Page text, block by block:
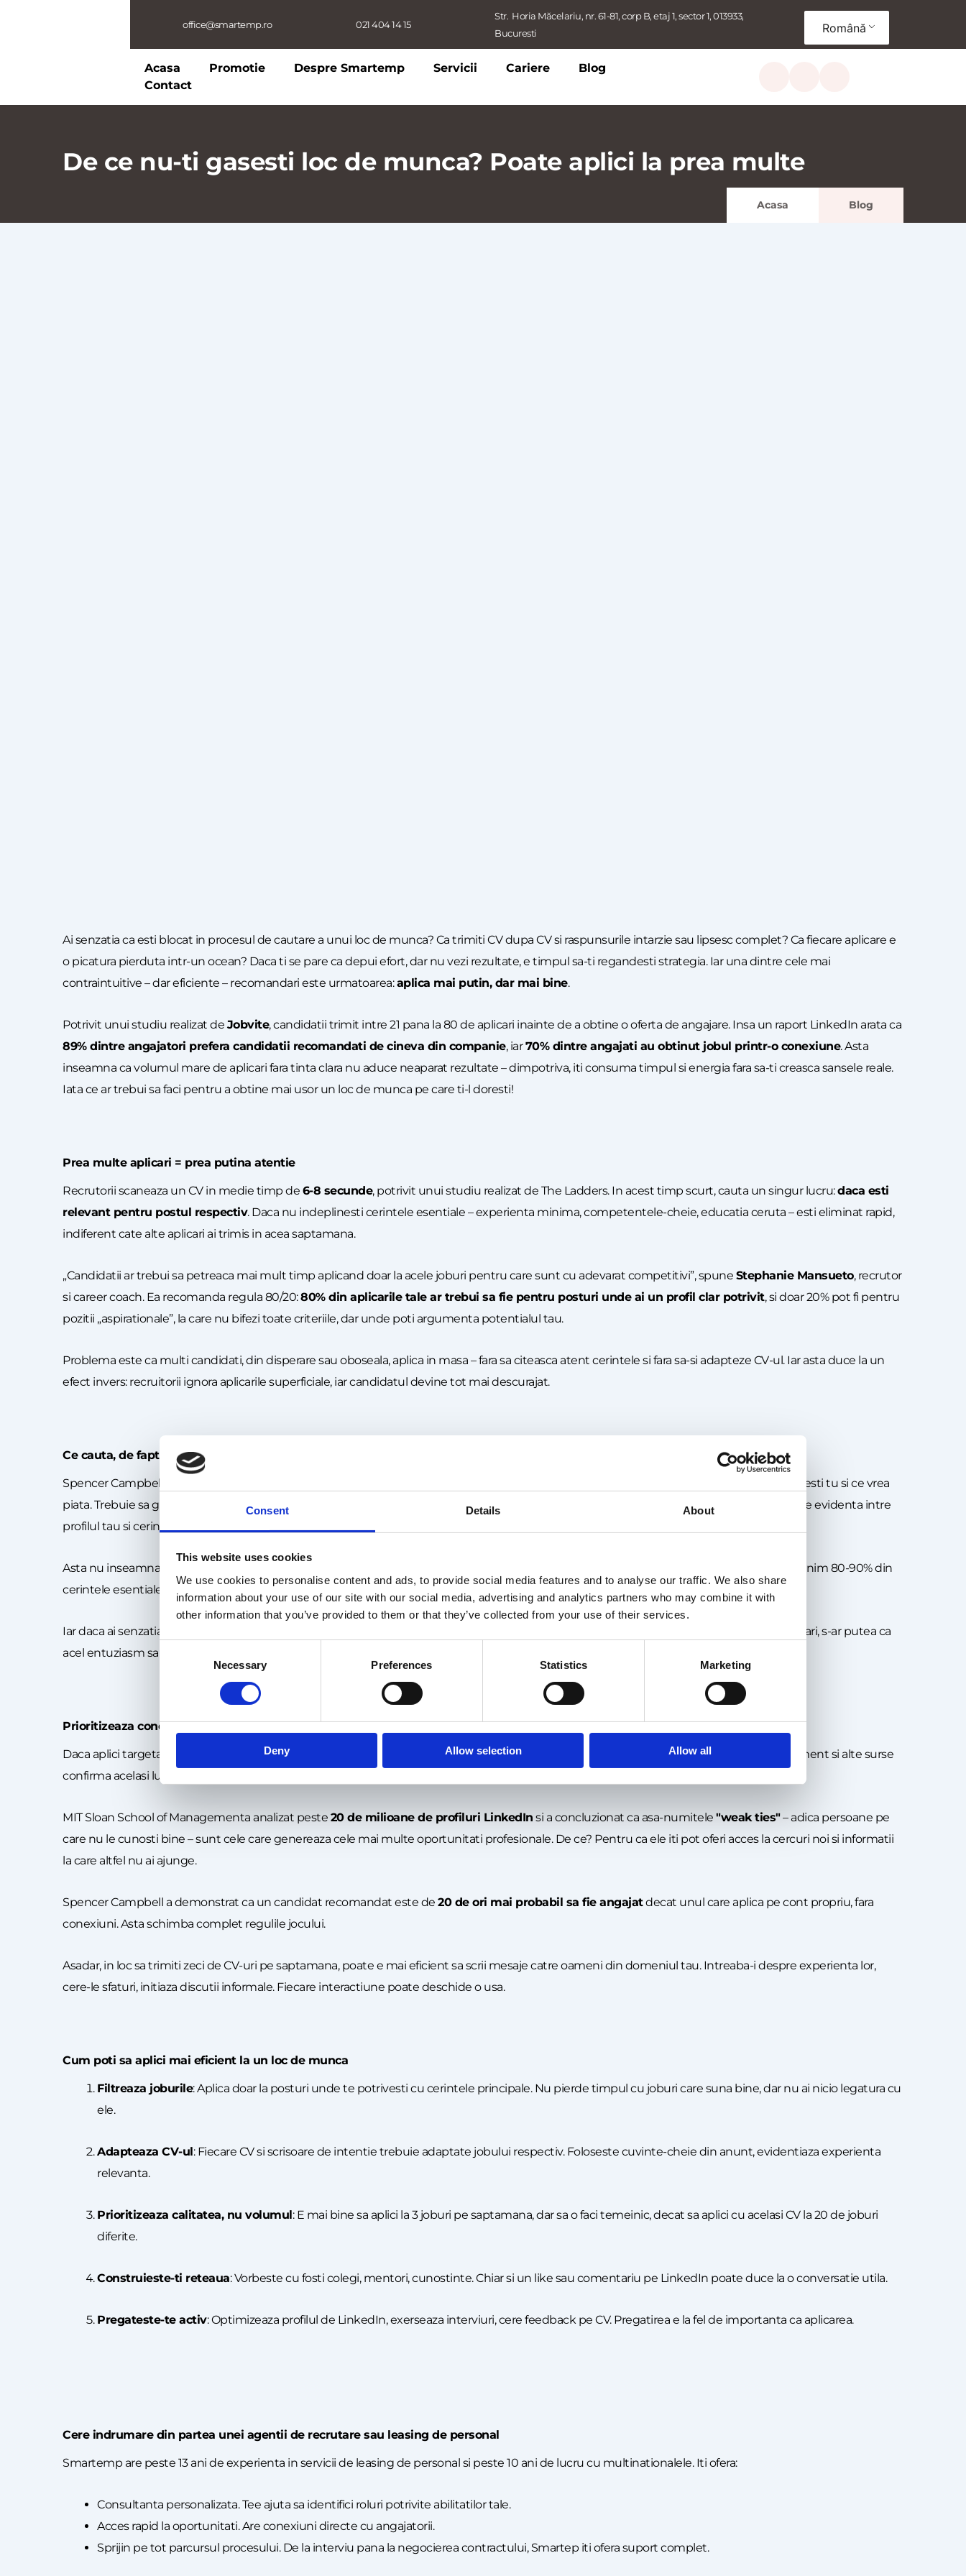
Consent Details About
This website uses cookies
We use cookies to personalise content and ads, to provide social media features and to analyse our traffic. We also share
information about your use of our site with our social media, advertising and analytics partners who may combine it with
other information that you’ve provided to them or that they’ve collected from your use of their services.
Necessary Preferences Statistics Marketing
Deny Allow selection Allow all
office@smartemp.ro 021 404 14 15
Str.  Horia Măcelariu, nr. 61-81, corp B, etaj 1, sector 1, 013933,
Bucuresti
Română
Acasa Promotie Despre Smartemp Servicii Cariere
Blog
Contact
De ce nu-ti gasesti loc de munca? Poate aplici la prea multe
Acasa Blog
Ai senzatia ca esti blocat in procesul de cautare a unui loc de munca? Ca trimiti CV dupa CV si raspunsurile intarzie sau lipsesc complet? Ca fiecare aplicare e
o picatura pierduta intr-un ocean? Daca ti se pare ca depui efort, dar nu vezi rezultate, e timpul sa-ti regandesti strategia. Iar una dintre cele mai
contraintuitive – dar eficiente – recomandari este urmatoarea:aplica mai putin, dar mai bine.
Potrivit unui studiu realizat de Jobvite, candidatii trimit intre 21 pana la 80 de aplicari inainte de a obtine o oferta de angajare. Insa un raport LinkedIn arata ca
89% dintre angajatori prefera candidatii recomandati de cineva din companie, iar70% dintre angajati au obtinut jobul printr-o conexiune. Asta
inseamna ca volumul mare de aplicari fara tinta clara nu aduce neaparat rezultate – dimpotriva, iti consuma timpul si energia fara sa-ti creasca sansele reale.
Iata ce ar trebui sa faci pentru a obtine mai usor un loc de munca pe care ti-l doresti!
Prea multe aplicari = prea putina atentie
Recrutorii scaneaza un CV in medie timp de 6-8 secunde, potrivit unui studiu realizat de The Ladders. In acest timp scurt, cauta un singur lucru:daca esti
relevant pentru postul respectiv. Daca nu indeplinesti cerintele esentiale – experienta minima, competentele-cheie, educatia ceruta – esti eliminat rapid,
indiferent cate alte aplicari ai trimis in acea saptamana.
„Candidatii ar trebui sa petreaca mai mult timp aplicand doar la acele joburi pentru care sunt cu adevarat competitivi”, spune Stephanie Mansueto, recrutor
si career coach. Ea recomanda regula 80/20:80% din aplicarile tale ar trebui sa fie pentru posturi unde ai un profil clar potrivit, si doar 20% pot fi pentru
pozitii „aspirationale”, la care nu bifezi toate criteriile, dar unde poti argumenta potentialul tau.
Problema este ca multi candidati, din disperare sau oboseala, aplica in masa – fara sa citeasca atent cerintele si fara sa-si adapteze CV-ul. Iar asta duce la un
efect invers: recruitorii ignora aplicarile superficiale, iar candidatul devine tot mai descurajat.
Ce cauta, de fapt, recrutorii
Spencer Campbell, producator, director de televiziune și fondatorul Spencer Campbell Talent Agency explica simplu: „Exista ceea ce-ti doresti tu si ce vrea
piata. Trebuie sa gasesti acel punct de potrivire dintre cele doua.” Angajatorii cauta candidati care pot dovedi plauzibilitate – adica o potrivire evidenta intre
profilul tau si cerintele jobului.
Asta nu inseamna ca trebuie sa ai 100% din ce scrie in anunt. Dar trebuie sa fii onest si realist: daca nu poti sustine cu exemple clare ca ai minim 80-90% din
cerintele esentiale, CVul ta va fi ignorat.
Iar daca ai senzatia ca „poti invata repede” sau „esti o persoana descurcareata”, dar nu poti dovedi asta cu experiente anterioare sau certificari, s-ar putea ca
acel entuziasm sa nu fie suficient. Recruitorii nu cauta doar oameni cu potential – cauta oameni care pot livra rezultate rapid.
Prioritizeaza conexiunile din mediul profesional
Daca aplici targetat, dar tot nu ai rezultate, e momentul sa-ti reorientezi eforturile spre networking. LinkedIn, MIT Sloan School of Management si alte surse
confirma acelasi lucru:
MIT Sloan School of Managementa analizat peste 20 de milioane de profiluri LinkedIn si a concluzionat ca asa-numitele "weak ties"– adica persoane pe
care nu le cunosti bine – sunt cele care genereaza cele mai multe oportunitati profesionale. De ce? Pentru ca ele iti pot oferi acces la cercuri noi si informatii
la care altfel nu ai ajunge.
Spencer Campbell a demonstrat ca un candidat recomandat este de 20 de ori mai probabil sa fie angajatdecat unul care aplica pe cont propriu, fara
conexiuni. Asta schimba complet regulile jocului.
Asadar, in loc sa trimiti zeci de CV-uri pe saptamana, poate e mai eficient sa scrii mesaje catre oameni din domeniul tau. Intreaba-i despre experienta lor,
cere-le sfaturi, initiaza discutii informale. Fiecare interactiune poate deschide o usa.
Cum poti sa aplici mai eficient la un loc de munca
Filtreaza joburile: Aplica doar la posturi unde te potrivesti cu cerintele principale. Nu pierde timpul cu joburi care suna bine, dar nu ai nicio legatura cu
ele.
Adapteaza CV-ul: Fiecare CV si scrisoare de intentie trebuie adaptate jobului respectiv. Foloseste cuvinte-cheie din anunt, evidentiaza experienta
relevanta.
Prioritizeaza calitatea, nu volumul: E mai bine sa aplici la 3 joburi pe saptamana, dar sa o faci temeinic, decat sa aplici cu acelasi CV la 20 de joburi
diferite.
Construieste-ti reteaua: Vorbeste cu fosti colegi, mentori, cunostinte. Chiar si un like sau comentariu pe LinkedIn poate duce la o conversatie utila.
Pregateste-te activ: Optimizeaza profilul de LinkedIn, exerseaza interviuri, cere feedback pe CV. Pregatirea e la fel de importanta ca aplicarea.
Cere indrumare din partea unei agentii de recrutare sau leasing de personal
Smartemp are peste 13 ani de experienta in servicii de leasing de personal si peste 10 ani de lucru cu multinationalele. Iti ofera:
Consultanta personalizata. Tee ajuta sa identifici roluri potrivite abilitatilor tale.
Acces rapid la oportunitati. Are conexiuni directe cu angajatorii.
Sprijin pe tot parcursul procesului. De la interviu pana la negocierea contractului, Smartep iti ofera suport complet.